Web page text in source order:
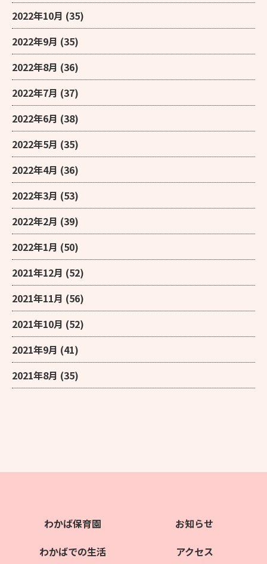
2022年10月 (35)
2022年9月 (35)
2022年8月 (36)
2022年7月 (37)
2022年6月 (38)
2022年5月 (35)
2022年4月 (36)
2022年3月 (53)
2022年2月 (39)
2022年1月 (50)
2021年12月 (52)
2021年11月 (56)
2021年10月 (52)
2021年9月 (41)
2021年8月 (35)
わかば保育園
わかばでの生活
お知らせ
アクセス